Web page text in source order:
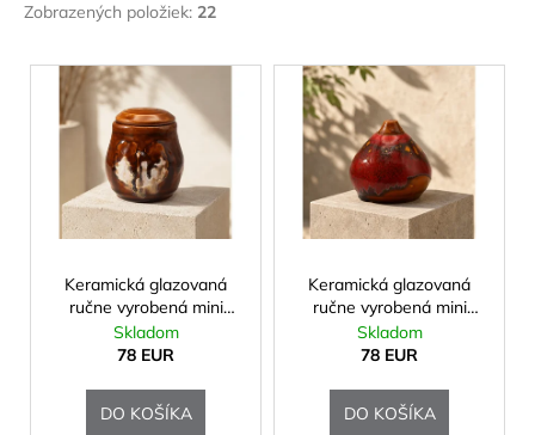
Zobrazených položiek: 22
V
Keramická glazovaná
ručne vyrobená mini
urna
Skladom
78 EUR
DO KOŠÍKA
Keramická glazovaná
ručne vyrobená mini
urna
Skladom
78 EUR
DO KOŠÍKA